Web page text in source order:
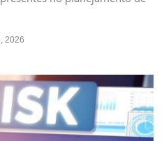
2026